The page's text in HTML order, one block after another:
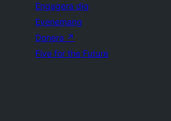
Engagera dig
Evenemang
Donera ↗
Five for the Future